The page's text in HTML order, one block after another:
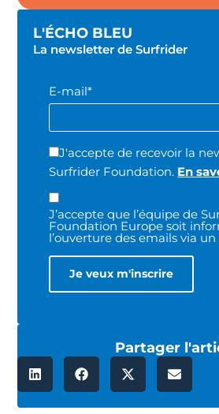
L'ÉCHO BLEU
La newsletter de Surfrider
E-mail*
J'accepte de recevoir la
Surfrider Foundation. En
J’accepte que l’équipe de
Foundation Europe soit
l’ouverture des emails via
Partager